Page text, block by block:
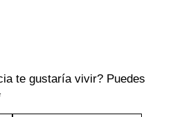
te gustaría vivir? Puedes